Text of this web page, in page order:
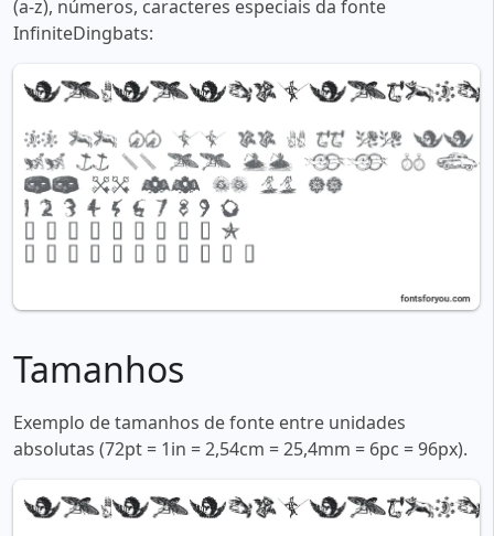
(a-z), números, caracteres especiais da fonte
InfiniteDingbats:
Tamanhos
Exemplo de tamanhos de fonte entre unidades
absolutas (72pt = 1in = 2,54cm = 25,4mm = 6pc = 96px).